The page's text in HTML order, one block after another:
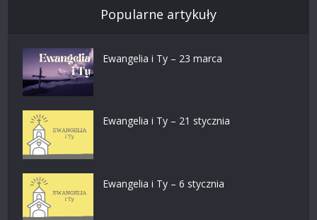
Popularne artykuły
Ewangelia i Ty – 23 marca
Ewangelia i Ty – 21 stycznia
Ewangelia i Ty – 6 stycznia